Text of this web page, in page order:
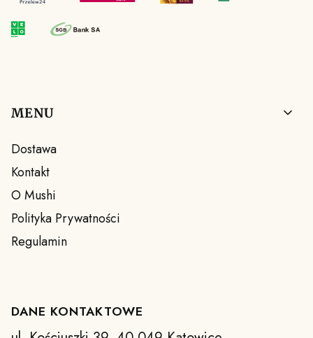
Linki w stopce
MENU
Dostawa
Kontakt
O Mushi
Polityka Prywatności
Regulamin
DANE KONTAKTOWE